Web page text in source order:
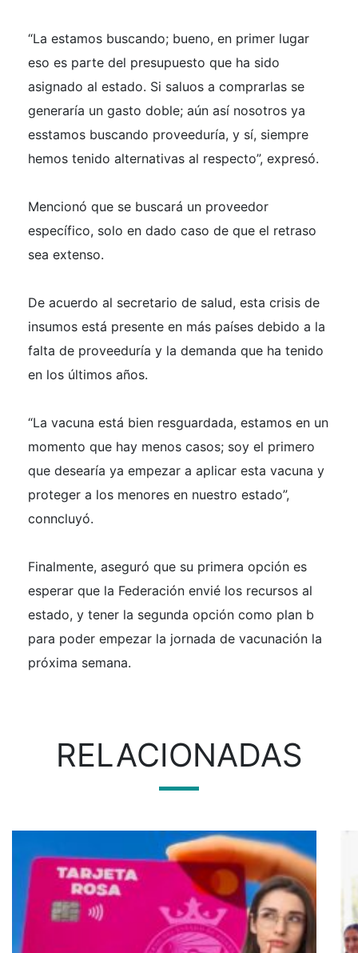
“La estamos buscando; bueno, en primer lugar
eso es parte del presupuesto que ha sido
asignado al estado. Si saluos a comprarlas se
generaría un gasto doble; aún así nosotros ya
esstamos buscando proveeduría, y sí, siempre
hemos tenido alternativas al respecto”, expresó.
Mencionó que se buscará un proveedor
específico, solo en dado caso de que el retraso
sea extenso.
De acuerdo al secretario de salud, esta crisis de
insumos está presente en más países debido a la
falta de proveeduría y la demanda que ha tenido
en los últimos años.
“La vacuna está bien resguardada, estamos en un
momento que hay menos casos; soy el primero
que desearía ya empezar a aplicar esta vacuna y
proteger a los menores en nuestro estado”,
conncluyó.
Finalmente, aseguró que su primera opción es
esperar que la Federación envié los recursos al
estado, y tener la segunda opción como plan b
para poder empezar la jornada de vacunación la
próxima semana.
RELACIONADAS